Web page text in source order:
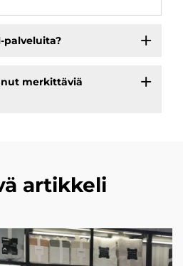
palveluita?
merkittäviä
artikkeli